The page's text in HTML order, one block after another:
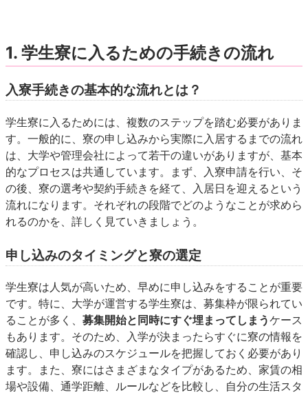
1. 学生寮に入るための手続きの流れ
入寮手続きの基本的な流れとは？
学生寮に入るためには、複数のステップを踏む必要がありま
す。一般的に、寮の申し込みから実際に入居するまでの流れ
は、大学や管理会社によって若干の違いがありますが、基本
的なプロセスは共通しています。まず、入寮申請を行い、そ
の後、寮の選考や契約手続きを経て、入居日を迎えるという
流れになります。それぞれの段階でどのようなことが求めら
れるのかを、詳しく見ていきましょう。
申し込みのタイミングと寮の選定
学生寮は人気が高いため、早めに申し込みをすることが重要
です。特に、大学が運営する学生寮は、募集枠が限られてい
ることが多く、 募集開始と同時にすぐ埋まってしまうケース
もあります。そのため、入学が決まったらすぐに寮の情報を
確認し、申し込みのスケジュールを把握しておく必要があり
ます。また、寮にはさまざまなタイプがあるため、家賃の相
場や設備、通学距離、ルールなどを比較し、自分の生活スタ